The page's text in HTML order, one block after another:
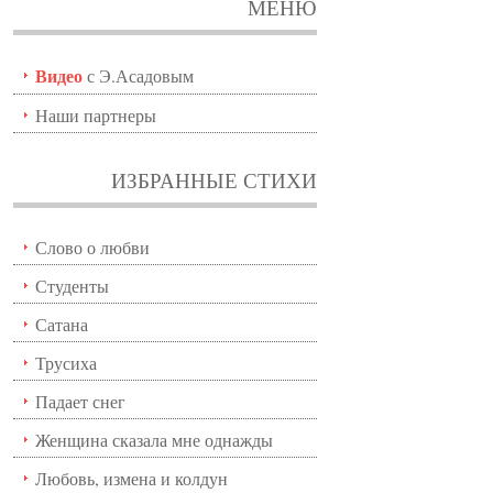
МЕНЮ
Видеос Э.Асадовым
Наши партнеры
ИЗБРАННЫЕ СТИХИ
Слово о любви
Студенты
Сатана
Трусиха
Падает снег
Женщина сказала мне однажды
Любовь, измена и колдун